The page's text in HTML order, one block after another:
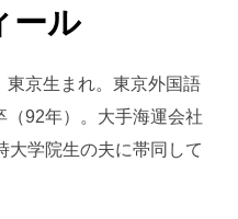
ール
東京生まれ。東京外国語
（92年）。大手海運会社
大学院生の夫に帯同して